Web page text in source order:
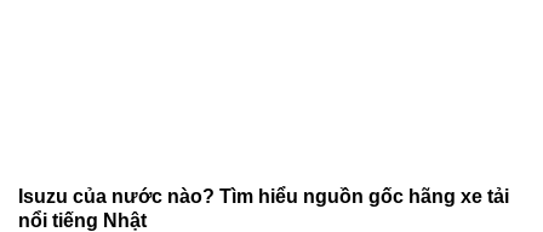
Isuzu của nước nào? Tìm hiểu nguồn gốc hãng xe tải
nổi tiếng Nhật